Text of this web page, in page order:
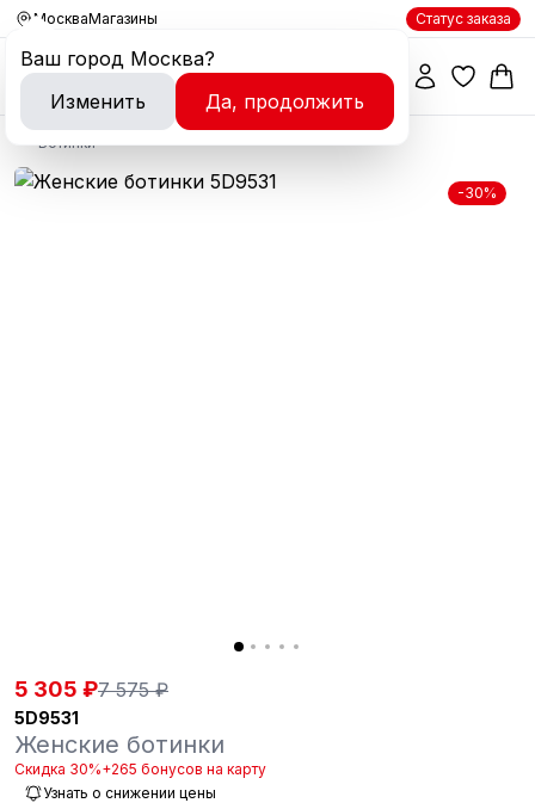
Москва
Ваш город Москва?
Изменить
Да, продолжить
Магазины Статус заказа
Ботинки
-30%
5 305 ₽7 575 ₽
5D9531
Женские ботинки
Скидка 30%+265 бонусов на карту
Узнать о снижении цены